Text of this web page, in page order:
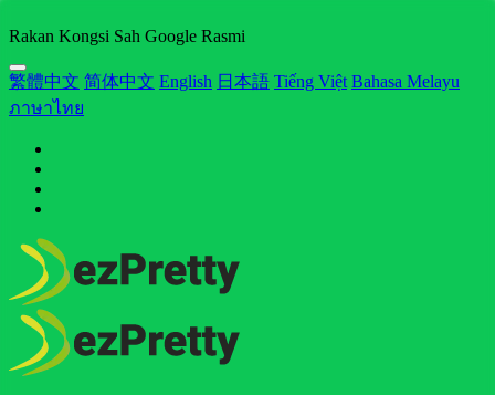
Rakan Kongsi Sah Google Rasmi
繁體中文 简体中文 English 日本語 Tiếng Việt Bahasa Melayu
ภาษาไทย